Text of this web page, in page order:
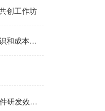
创工作坊
研发人员的市场意识和成本意识经营思维提升
LLM大模型辅助软件研发效能提升的最佳实践